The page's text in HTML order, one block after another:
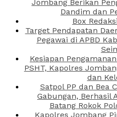
Jombang Berikan
Dandim dan
Box
Target Pendapatan
Pegawai di APBD
Kesiapan
PSHT, Kapolres
dan
Satpol PP dan Bea
Gabungan, Berhasil
Batang Rokok
Kapolres Jombang